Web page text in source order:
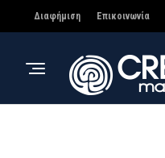
Διαφήμιση Επικοινωνία